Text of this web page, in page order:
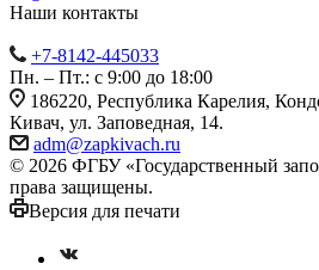
Наши контакты
+7-8142-445033
Пн. – Пт.: с 9:00 до 18:00
186220, Республика Карелия,
Кивач, ул. Заповедная, 14.
adm@zapkivach.ru
© 2026 ФГБУ «Государственный
права защищены.
Версия для печати